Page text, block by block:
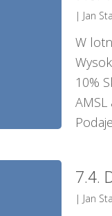
| Jan
W
10%
7.4.
| Jan